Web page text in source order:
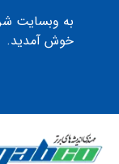
به وبسایت
خوش آمدید.